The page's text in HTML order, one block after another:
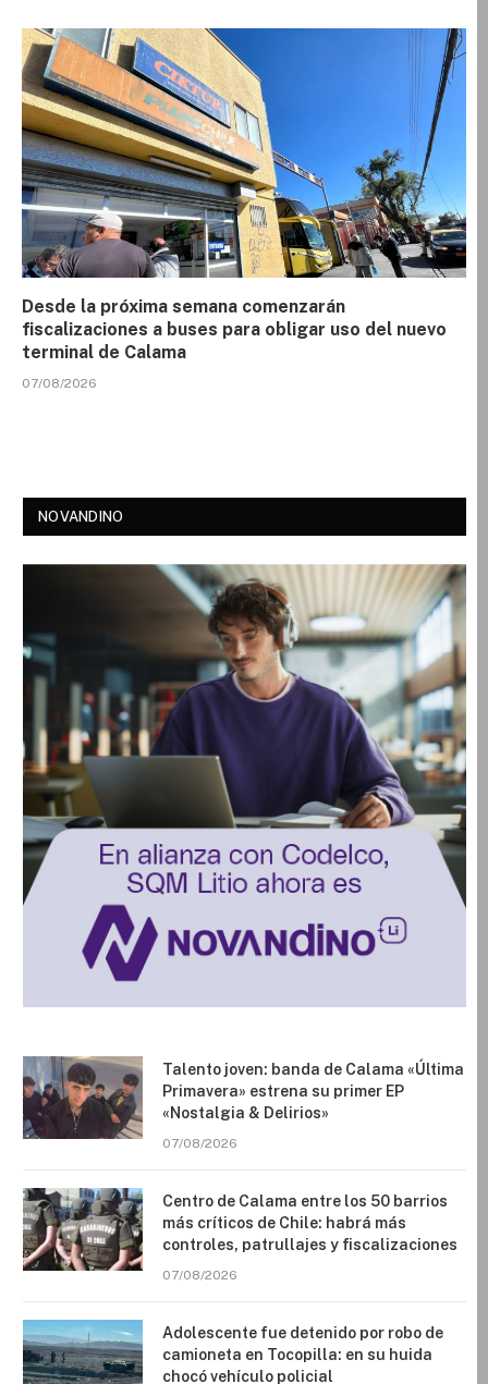
Desde la próxima semana comenzarán
fiscalizaciones a buses para obligar uso del nuevo
terminal de Calama
07/08/2026
NOVANDINO
Talento joven: banda de Calama «Última
Primavera» estrena su primer EP
«Nostalgia & Delirios»
07/08/2026
Centro de Calama entre los 50 barrios
más críticos de Chile: habrá más
controles, patrullajes y fiscalizaciones
07/08/2026
Adolescente fue detenido por robo de
camioneta en Tocopilla: en su huida
chocó vehículo policial